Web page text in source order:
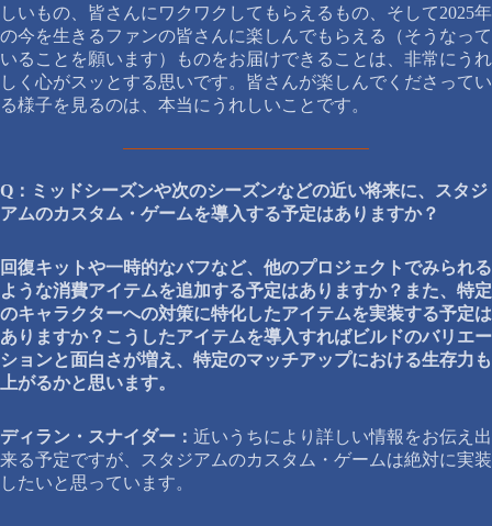
しいもの、皆さんにワクワクしてもらえるもの、そして2025年
の今を生きるファンの皆さんに楽しんでもらえる（そうなって
いることを願います）ものをお届けできることは、非常にうれ
しく心がスッとする思いです。皆さんが楽しんでくださってい
る様子を見るのは、本当にうれしいことです。
Q：ミッドシーズンや次のシーズンなどの近い将来に、スタジ
アムのカスタム・ゲームを導入する予定はありますか？
回復キットや一時的なバフなど、他のプロジェクトでみられる
ような消費アイテムを追加する予定はありますか？また、特定
のキャラクターへの対策に特化したアイテムを実装する予定は
ありますか？こうしたアイテムを導入すればビルドのバリエー
ションと面白さが増え、特定のマッチアップにおける生存力も
上がるかと思います。
ディラン・スナイダー： 近いうちにより詳しい情報をお伝え出
来る予定ですが、スタジアムのカスタム・ゲームは絶対に実装
したいと思っています。